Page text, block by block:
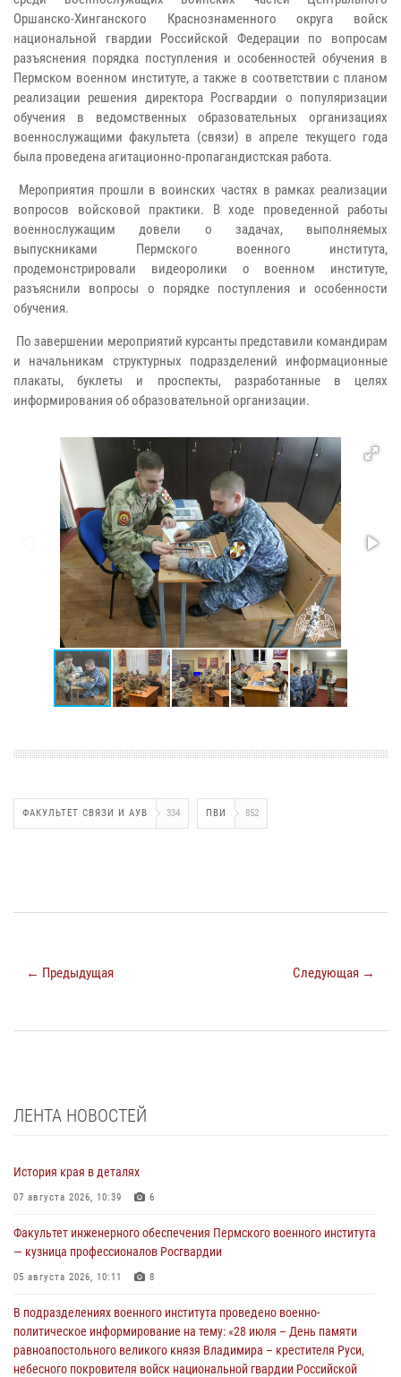
Оршанско-Хинганского Краснознаменного округа войск
национальной гвардии Российской Федерации по вопросам
разъяснения порядка поступления и особенностей обучения в
Пермском военном институте, а также в соответствии с планом
реализации решения директора Росгвардии о популяризации
обучения в ведомственных образовательных организациях
военнослужащими факультета (связи) в апреле текущего года
была проведена агитационно-пропагандистская работа.
Мероприятия прошли в воинских частях в рамках реализации
вопросов войсковой практики. В ходе проведенной работы
военнослужащим довели о задачах, выполняемых
выпускниками Пермского военного института,
продемонстрировали видеоролики о военном институте,
разъяснили вопросы о порядке поступления и особенности
обучения.
По завершении мероприятий курсанты представили командирам
и начальникам структурных подразделений информационные
плакаты, буклеты и проспекты, разработанные в целях
информирования об образовательной организации.
ФАКУЛЬТЕТ СВЯЗИ И АУВ 334 ПВИ 852
← Предыдущая Следующая →
ЛЕНТА НОВОСТЕЙ
История края в деталях
07 августа 2026, 10:39 6
Факультет инженерного обеспечения Пермского военного института
— кузница профессионалов Росгвардии
05 августа 2026, 10:11 8
В подразделениях военного института проведено военно-
политическое информирование на тему: «28 июля – День памяти
равноапостольного великого князя Владимира – крестителя Руси,
небесного покровителя войск национальной гвардии Российской